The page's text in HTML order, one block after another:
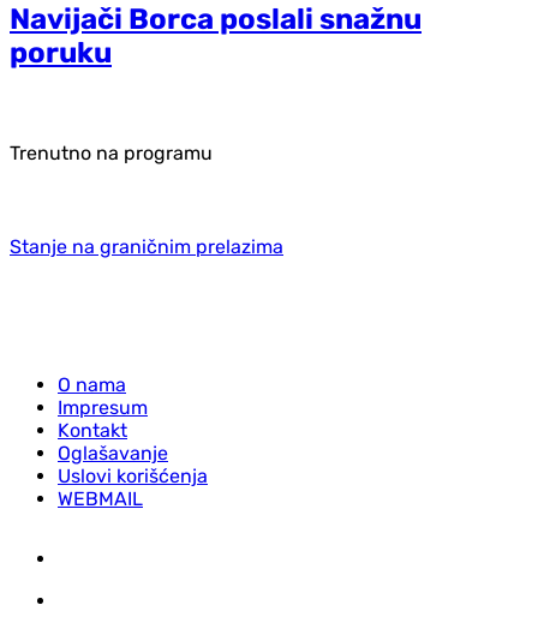
Navijači Borca poslali snažnu
poruku
Trenutno na programu
Stanje na graničnim prelazima
O nama
Impresum
Kontakt
Oglašavanje
Uslovi korišćenja
WEBMAIL